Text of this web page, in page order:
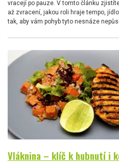
vracejí po pauze. V tomto článku
až zvracení, jakou roli hraje tempo,
tak, aby vám pohyb tyto nesnáze
Vláknina – klíč k hubnutí i